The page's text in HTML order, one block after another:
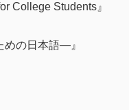
College Students』
の日本語―』